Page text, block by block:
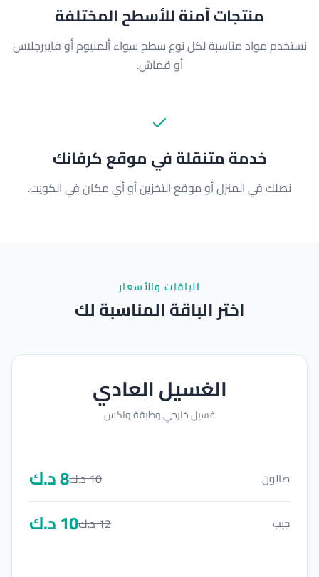
منتجات آمنة للأسطح المختلفة
نستخدم مواد مناسبة لكل نوع سطح سواء ألمنيوم أو فايبرجلاس
أو قماش.
خدمة متنقلة في موقع كرفانك
نصلك في المنزل أو موقع التخزين أو أي مكان في الكويت.
الباقات والأسعار
اختر الباقة المناسبة لك
الغسيل العادي
غسيل خارجي وطبقة واكس
صالون 10د.ك8د.ك
جيب 12د.ك10د.ك